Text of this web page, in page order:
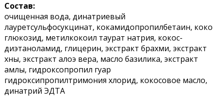
Состав:
очищенная вода, динатриевый
лауретсульфосукцинат, кокамидопропилбетаин, коко
глюкозид, метилкокоил таурат натрия, кокос-
диэтаноламид, глицерин, экстракт брахми, экстракт
хны, экстракт алоэ вера, масло базилика, экстракт
амлы, гидроксопропил гуар
гидроксипропилтримония хлорид, кокосовое масло,
динатрий ЭДТА